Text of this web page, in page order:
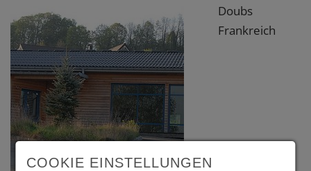
Doubs
Frankreich
COOKIE EINSTELLUNGEN